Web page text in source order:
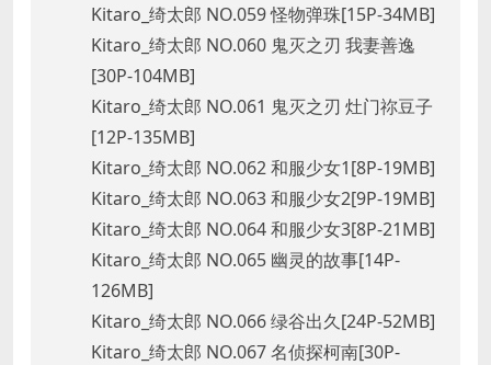
Kitaro_绮太郎 NO.059 怪物弹珠[15P-34MB]
Kitaro_绮太郎 NO.060 鬼灭之刃 我妻善逸
[30P-104MB]
Kitaro_绮太郎 NO.061 鬼灭之刃 灶门祢豆子
[12P-135MB]
Kitaro_绮太郎 NO.062 和服少女1[8P-19MB]
Kitaro_绮太郎 NO.063 和服少女2[9P-19MB]
Kitaro_绮太郎 NO.064 和服少女3[8P-21MB]
Kitaro_绮太郎 NO.065 幽灵的故事[14P-
126MB]
Kitaro_绮太郎 NO.066 绿谷出久[24P-52MB]
Kitaro_绮太郎 NO.067 名侦探柯南[30P-